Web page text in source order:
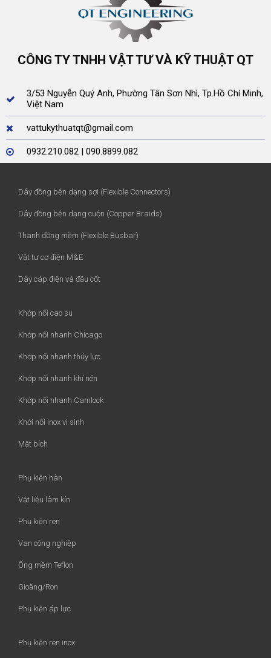
CÔNG TY TNHH VẬT TƯ VÀ KỸ THUẬT QT
3/53 Nguyễn Quý Anh, Phường Tân Sơn Nhì, Tp.Hồ Chí Minh,
Việt Nam
vattukythuatqt@gmail.com
0932.210.082 | 090.8899.082
Dây đồng bện dạng sợi (Flexible Connectors)
Dây đồng bện dạng cuộn (Copper Braids)
Thanh đồng mềm (Flexible Busbar)
Vật tư cơ điện M&E
Dây cáp điện và đầu cốt
Khớp nối cao su
Khớp nối nhanh Chicago
Khớp nối nhanh thủy lực
Khớp nối nhanh khí nén
Khớp nối nhanh Camlock
Khới nối inox vi sinh
Mặt bích
Phụ kiện hàn
Vật liệu làm kín
Phụ kiện ren
Van công nghiệp
Ống mềm Teflon
Gioăng/Ron
Phụ kiện áp lực
Phụ kiện ren inox